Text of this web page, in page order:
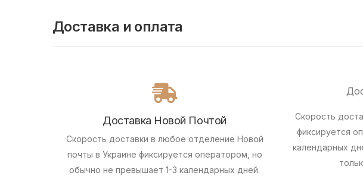
Доставка и оплата
Доставка Новой Почтой
Скорость доставки в любое отделение Новой
почты в Украине фиксируется оператором, но
обычно не превышает 1-3 календарных дней.
Скорость
фиксируется
календарных